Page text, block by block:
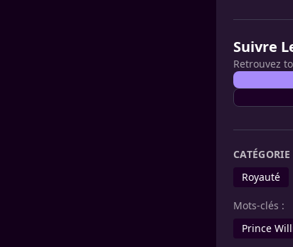
Suivre
Retrouvez
CATÉGORIE
Royauté
Mots-clés :
Prince